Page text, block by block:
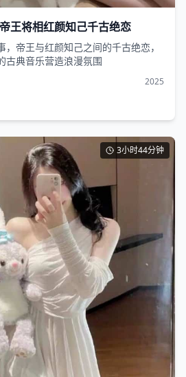
王将相红颜知己千古绝恋
帝王与红颜知己之间的千古绝恋，
古典音乐营造浪漫氛围
2025
3小时44分钟